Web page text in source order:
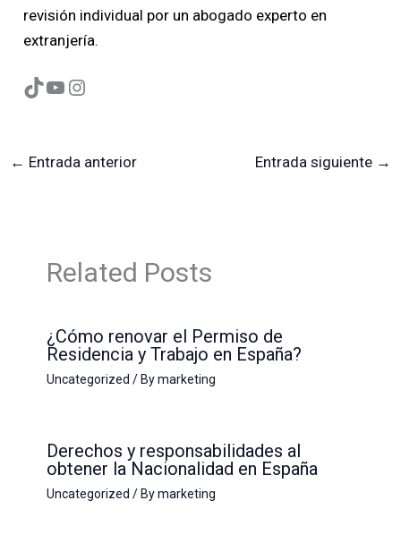
revisión individual por un abogado experto en
extranjería.
← Entrada anterior Entrada siguiente →
Related Posts
¿Cómo renovar el Permiso de
Residencia y Trabajo en España?
Uncategorized / Bymarketing
Derechos y responsabilidades al
obtener la Nacionalidad en España
Uncategorized / Bymarketing